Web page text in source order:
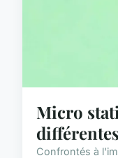
Micro
Confrontés à